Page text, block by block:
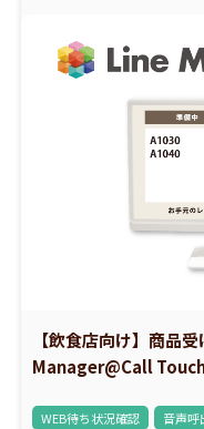
【飲食店向け】商品
Manager@Call
WEB待ち状況確認 音声呼